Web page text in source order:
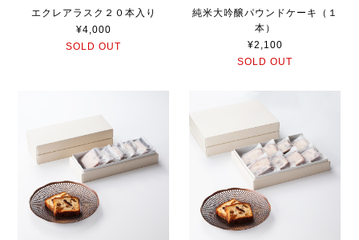
エクレアラスク２０本入り
¥4,000
SOLD OUT
純米大吟醸パウンドケーキ（１
本）
¥2,100
SOLD OUT